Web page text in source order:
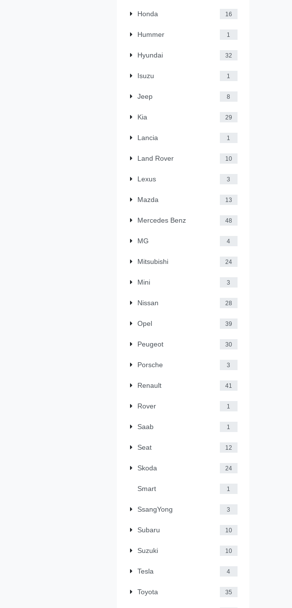
Honda 16
Hummer 1
Hyundai 32
Isuzu 1
Jeep 8
Kia 29
Lancia 1
Land Rover 10
Lexus 3
Mazda 13
Mercedes Benz 48
MG 4
Mitsubishi 24
Mini 3
Nissan 28
Opel 39
Peugeot 30
Porsche 3
Renault 41
Rover 1
Saab 1
Seat 12
Skoda 24
Smart 1
SsangYong 3
Subaru 10
Suzuki 10
Tesla 4
Toyota 35